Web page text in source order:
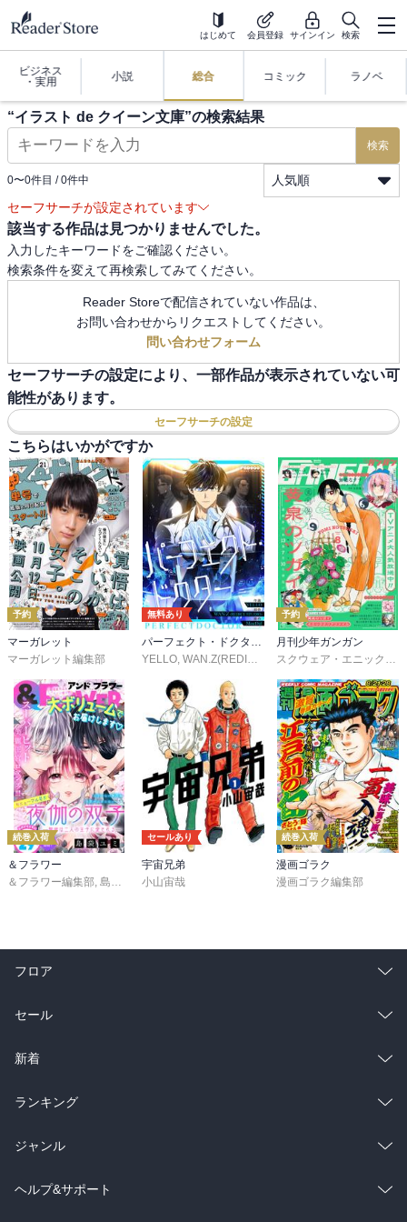
はじめて 会員登録 サインイン 検索
ビジネス
・実用
小説 総合 コミック ラノベ
“イラスト de クイーン文庫”の検索結果
検索
0〜0件目 / 0件中
人気順
セーフサーチが設定されています
該当する作品は見つかりませんでした。
入力したキーワードをご確認ください。
検索条件を変えて再検索してみてください。
Reader Storeで配信されていない作品は、
お問い合わせからリクエストしてください。
問い合わせフォーム
セーフサーチの設定により、一部作品が表示されていない可
能性があります。
セーフサーチの設定
こちらはいかがですか
予約
マーガレット
マーガレット編集部
無料あり
パーフェクト・ドクター【タテヨミ】
YELLO, WAN.Z(REDICE STUDIO) ,MoeDal,REDICE
予約
月刊少年ガンガン
スクウェア・エニックス
続巻入荷
＆フラワー
＆フラワー編集部 島袋ユミ , ましい柚茉 真村澪生,もりなかもなか
セールあり
宇宙兄弟
小山宙哉
続巻入荷
漫画ゴラク
漫画ゴラク編集部
フロア
総合
ラノベ
雑誌・グラビア
BL・TL
セール
総合
ラノベ
雑誌・グラビア
BL・TL
新着
総合
ラノベ
雑誌・グラビア
ランキング
総合
ラノベ
ジャンル
コミック
ヘルプ&サポート